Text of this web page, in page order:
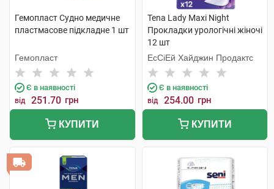
Гемопласт Судно медичне
пластмасове підкладне 1 шт
Гемопласт
Є в наявності
від 251.70 грн
КУПИТИ
Tena Lady Maxi Night
Прокладки урологічні жіночі
12 шт
ЕсСіЕй Хайджин Продактс
Є в наявності
від 254.00 грн
КУПИТИ